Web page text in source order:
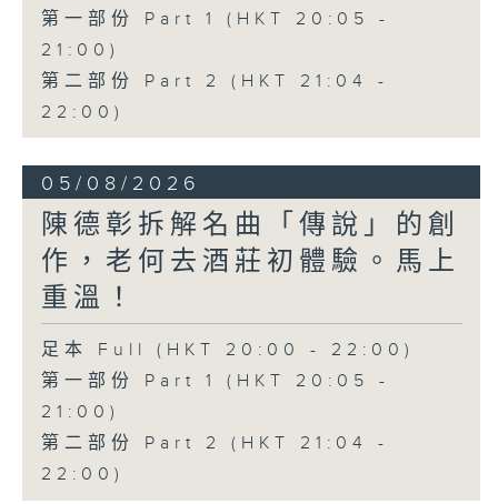
第一部份 Part 1 (HKT 20:05 -
21:00)
第二部份 Part 2 (HKT 21:04 -
22:00)
05/08/2026
陳德彰拆解名曲「傳說」的創
作，老何去酒莊初體驗。馬上
重溫！
足本 Full (HKT 20:00 - 22:00)
第一部份 Part 1 (HKT 20:05 -
21:00)
第二部份 Part 2 (HKT 21:04 -
22:00)